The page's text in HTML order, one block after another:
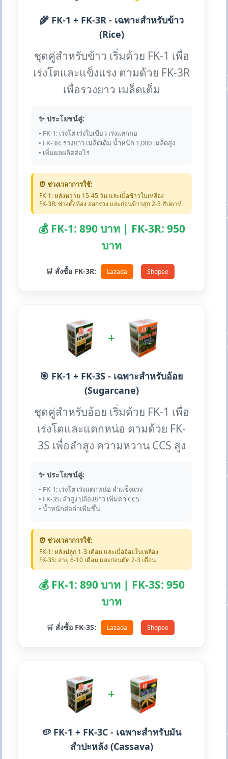
🌾 FK-1 + FK-3R - เฉพาะสำหรับข้าว
(Rice)
ชุดคู่สำหรับข้าว เริ่มด้วย FK-1 เพื่อ
เร่งโตและแข็งแรง ตามด้วย FK-3R
เพื่อรวงยาว เมล็ดเต็ม
✨ ประโยชน์คู่:
• FK-1: เร่งโต เร่งใบเขียว เร่งแตกกอ
• FK-3R: รวงยาว เมล็ดเต็ม น้ำหนัก 1,000 เมล็ดสูง
• เพิ่มผลผลิตต่อไร่
⏰ ช่วงเวลาการใช้:
FK-1: หลังหว่าน 15-45 วัน และเมื่อข้าวใบเหลือง
FK-3R: ช่วงตั้งท้อง ออกรวง และก่อนข้าวสุก 2-3 สัปดาห์
💰 FK-1: 890 บาท | FK-3R: 950
บาท
🛒 สั่งซื้อ FK-3R: Lazada Shopee
+
🎯 FK-1 + FK-3S - เฉพาะสำหรับอ้อย
(Sugarcane)
ชุดคู่สำหรับอ้อย เริ่มด้วย FK-1 เพื่อ
เร่งโตและแตกหน่อ ตามด้วย FK-
3S เพื่อลำสูง ความหวาน CCS สูง
✨ ประโยชน์คู่:
• FK-1: เร่งโต เร่งแตกหน่อ ลำแข็งแรง
• FK-3S: ลำสูง ปล้องยาว เพิ่มค่า CCS
• น้ำหนักต่อลำเพิ่มขึ้น
⏰ ช่วงเวลาการใช้:
FK-1: หลังปลูก 1-3 เดือน และเมื่ออ้อยใบเหลือง
FK-3S: อายุ 6-10 เดือน และก่อนตัด 2-3 เดือน
💰 FK-1: 890 บาท | FK-3S: 950
บาท
🛒 สั่งซื้อ FK-3S: Lazada Shopee
+
🥔 FK-1 + FK-3C - เฉพาะสำหรับมัน
สำปะหลัง (Cassava)